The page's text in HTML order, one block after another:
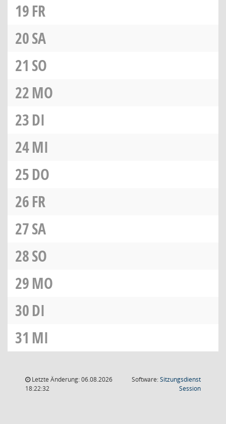
19FR
20SA
21 SO
22MO
23DI
24MI
25DO
26FR
27SA
28SO
29MO
30DI
31 MI
Letzte Änderung: 06.08.2026
18:22:32
Software:Sitzungsdienst
Session(Wird in